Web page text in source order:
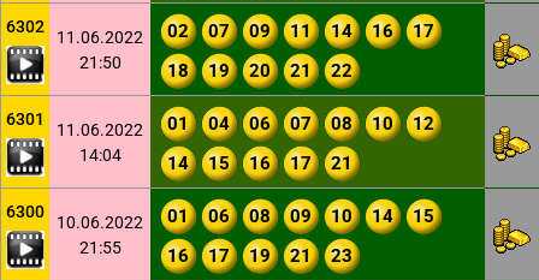
6302
11.06.2022
21:50
02 07 09 11 14 16
17
18
19 20 21 22
6301
11.06.2022
14:04
01 04 06 07 08 10
12
14
15 16 17 21
6300
10.06.2022
21:55
01 06 08 09 10 14
15
16
17 19 21 23